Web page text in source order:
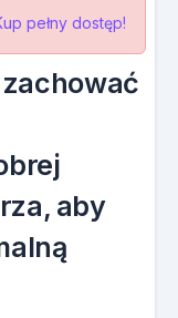
pełny dostęp!
aby